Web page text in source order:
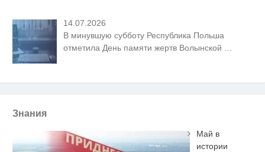
14.07.2026
В минувшую субботу Республика Польша
отметила День памяти жертв Волынской
Знания
Май в
истории